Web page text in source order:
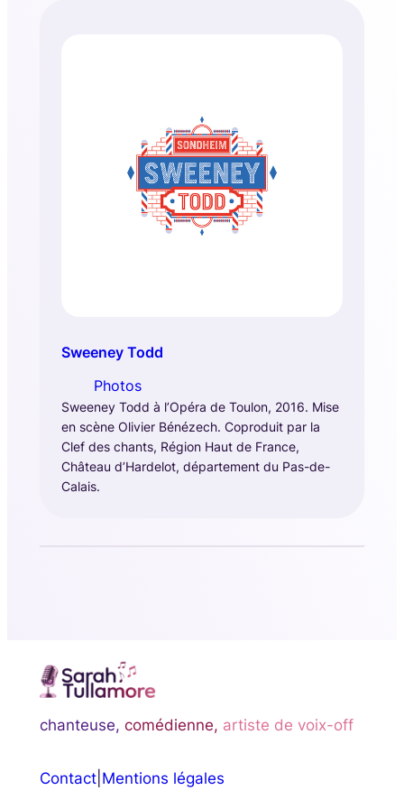
Sweeney Todd
Photos
Sweeney Todd à l’Opéra de Toulon, 2016. Mise
en scène Olivier Bénézech. Coproduit par la
Clef des chants, Région Haut de France,
Château d’Hardelot, département du Pas-de-
Calais.
chanteuse, comédienne, artiste de voix-off
Contact| Mentions légales